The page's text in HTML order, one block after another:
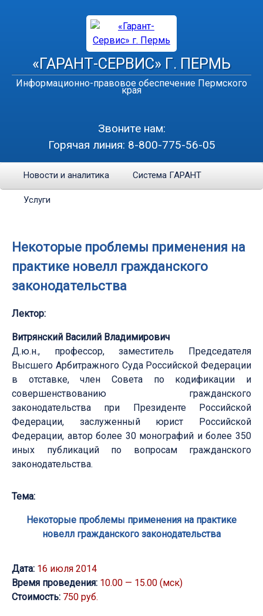
«ГАРАНТ-СЕРВИС» Г. ПЕРМЬ
Информационно-правовое обеспечение Пермского
края
Звоните нам:
Горячая линия: 8-800-775-56-05
Новости и аналитика Система ГАРАНТ
Услуги
Некоторые проблемы применения на
практике новелл гражданского
законодательства
Лектор:
Витрянский Василий Владимирович
Д.ю.н., профессор, заместитель Председателя
Высшего Арбитражного Суда Российской Федерации
в отставке, член Совета по кодификации и
совершенствованию гражданского
законодательства при Президенте Российской
Федерации, заслуженный юрист Российской
Федерации, автор более 30 монографий и более 350
иных публикаций по вопросам гражданского
законодательства.
Тема:
Некоторые проблемы применения на практике
новелл гражданского законодательства
Дата: 16 июля 2014
Время проведения: 10.00 — 15.00 (мск)
Стоимость: 750 руб.